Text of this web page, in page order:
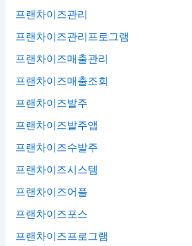
프랜차이즈관리
프랜차이즈관리프로그램
프랜차이즈매출관리
프랜차이즈매출조회
프랜차이즈발주
프랜차이즈발주앱
프랜차이즈수발주
프랜차이즈시스템
프랜차이즈어플
프랜차이즈포스
프랜차이즈프로그램